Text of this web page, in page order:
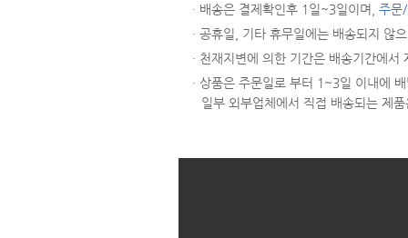
· 배송은 결제확인후 1일~3일이며, 주문
· 공휴일, 기타 휴무일에는 배송되지 않
· 천재지변에 의한 기간은 배송기간에서
· 상품은 주문일로 부터 1~3일 이내에
일부 외부업체에서 직접 배송되는 제